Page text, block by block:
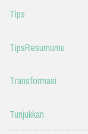
Tips
TipsResumumu
Transformasi
Tunjukkan